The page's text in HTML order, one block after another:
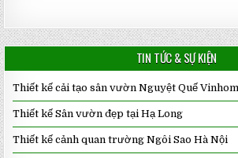
TIN TỨC & SỰ KIỆN
Thiết kế cải tạo sân vườn Nguyệt Quế
Thiết kế Sân vườn đẹp tại Hạ Long
Thiết kế cảnh quan trường Ngôi Sao Hà Nội